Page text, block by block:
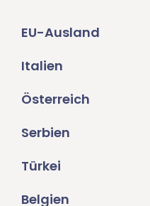
EU-Ausland
Italien
Österreich
Serbien
Türkei
Belgien